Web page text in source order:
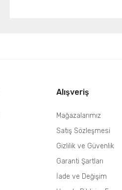
Alışveriş
Mağazalarımız
Satış Sözleşmesi
Gizlilik ve Güvenlik
Garanti Şartları
İade ve Değişim